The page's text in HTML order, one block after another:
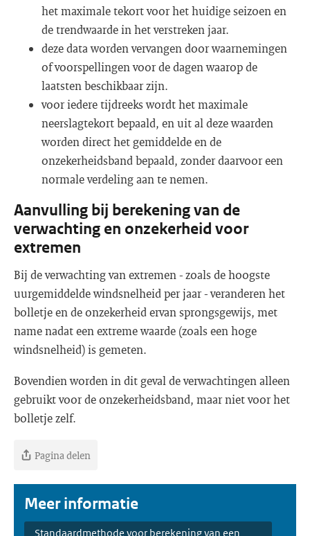
het maximale tekort voor het huidige seizoen en
de trendwaarde in het verstreken jaar.
deze data worden vervangen door waarnemingen
of voorspellingen voor de dagen waarop de
laatsten beschikbaar zijn.
voor iedere tijdreeks wordt het maximale
neerslagtekort bepaald, en uit al deze waarden
worden direct het gemiddelde en de
onzekerheidsband bepaald, zonder daarvoor een
normale verdeling aan te nemen.
Aanvulling bij berekening van de
verwachting en onzekerheid voor
extremen
Bij de verwachting van extremen - zoals de hoogste
uurgemiddelde windsnelheid per jaar - veranderen het
bolletje en de onzekerheid ervan sprongsgewijs, met
name nadat een extreme waarde (zoals een hoge
windsnelheid) is gemeten.
Bovendien worden in dit geval de verwachtingen alleen
gebruikt voor de onzekerheidsband, maar niet voor het
bolletje zelf.
Pagina delen
Meer informatie
Standaardmethode voor berekening van een